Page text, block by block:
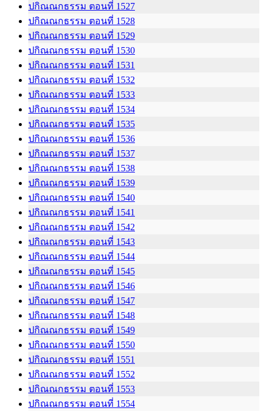
ปกิณณกธรรม ตอนที่ 1527
ปกิณณกธรรม ตอนที่ 1528
ปกิณณกธรรม ตอนที่ 1529
ปกิณณกธรรม ตอนที่ 1530
ปกิณณกธรรม ตอนที่ 1531
ปกิณณกธรรม ตอนที่ 1532
ปกิณณกธรรม ตอนที่ 1533
ปกิณณกธรรม ตอนที่ 1534
ปกิณณกธรรม ตอนที่ 1535
ปกิณณกธรรม ตอนที่ 1536
ปกิณณกธรรม ตอนที่ 1537
ปกิณณกธรรม ตอนที่ 1538
ปกิณณกธรรม ตอนที่ 1539
ปกิณณกธรรม ตอนที่ 1540
ปกิณณกธรรม ตอนที่ 1541
ปกิณณกธรรม ตอนที่ 1542
ปกิณณกธรรม ตอนที่ 1543
ปกิณณกธรรม ตอนที่ 1544
ปกิณณกธรรม ตอนที่ 1545
ปกิณณกธรรม ตอนที่ 1546
ปกิณณกธรรม ตอนที่ 1547
ปกิณณกธรรม ตอนที่ 1548
ปกิณณกธรรม ตอนที่ 1549
ปกิณณกธรรม ตอนที่ 1550
ปกิณณกธรรม ตอนที่ 1551
ปกิณณกธรรม ตอนที่ 1552
ปกิณณกธรรม ตอนที่ 1553
ปกิณณกธรรม ตอนที่ 1554